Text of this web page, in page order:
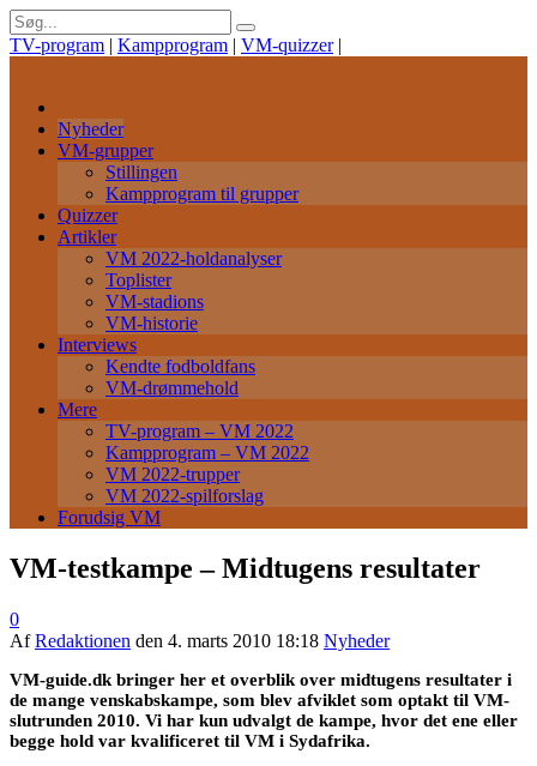
TV-program | Kampprogram | VM-quizzer |
Nyheder
VM-grupper
Stillingen
Kampprogram til grupper
Quizzer
Artikler
VM 2022-holdanalyser
Toplister
VM-stadions
VM-historie
Interviews
Kendte fodboldfans
VM-drømmehold
Mere
TV-program – VM 2022
Kampprogram – VM 2022
VM 2022-trupper
VM 2022-spilforslag
Forudsig VM
VM-testkampe – Midtugens resultater
0
AfRedaktionen den 4. marts 2010 18:18 Nyheder
VM-guide.dk bringer her et overblik over midtugens resultater i
de mange venskabskampe, som blev afviklet som optakt til VM-
slutrunden 2010. Vi har kun udvalgt de kampe, hvor det ene eller
begge hold var kvalificeret til VM i Sydafrika.